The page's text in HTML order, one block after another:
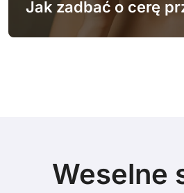
Jak zadbać o cerę
Weselne